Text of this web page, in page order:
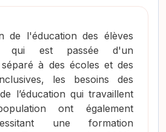
de l'éducation des élèves
qui est passée d'un
à des écoles et des
les besoins des
l’éducation qui travaillent
ont également
une formation